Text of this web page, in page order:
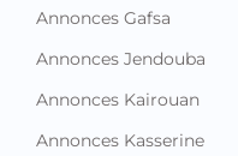
Annonces Gafsa
Annonces Jendouba
Annonces Kairouan
Annonces Kasserine